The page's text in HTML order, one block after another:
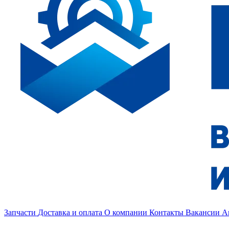
Запчасти Доставка и оплата О компании Контакты Вакансии